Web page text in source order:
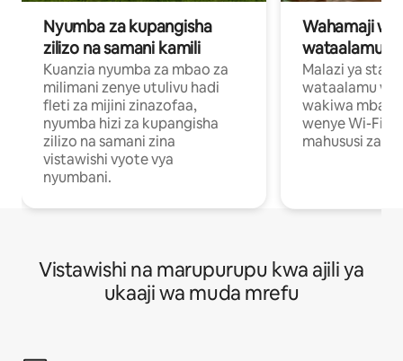
Nyumba za kupangisha
zilizo na samani kamili
Kuanzia nyumba za mbao za
milimani zenye utulivu hadi
fleti za mijini zinazofaa,
nyumba hizi za kupangisha
zilizo na samani zina
vistawishi vyote vya
nyumbani.
Wahamaji
wataalamu
Malazi ya
wataalamu
wakiwa mbali
wenye Wi-Fi
mahususi za
Vistawishi na marupurupu kwa ajili ya
ukaaji wa muda mrefu